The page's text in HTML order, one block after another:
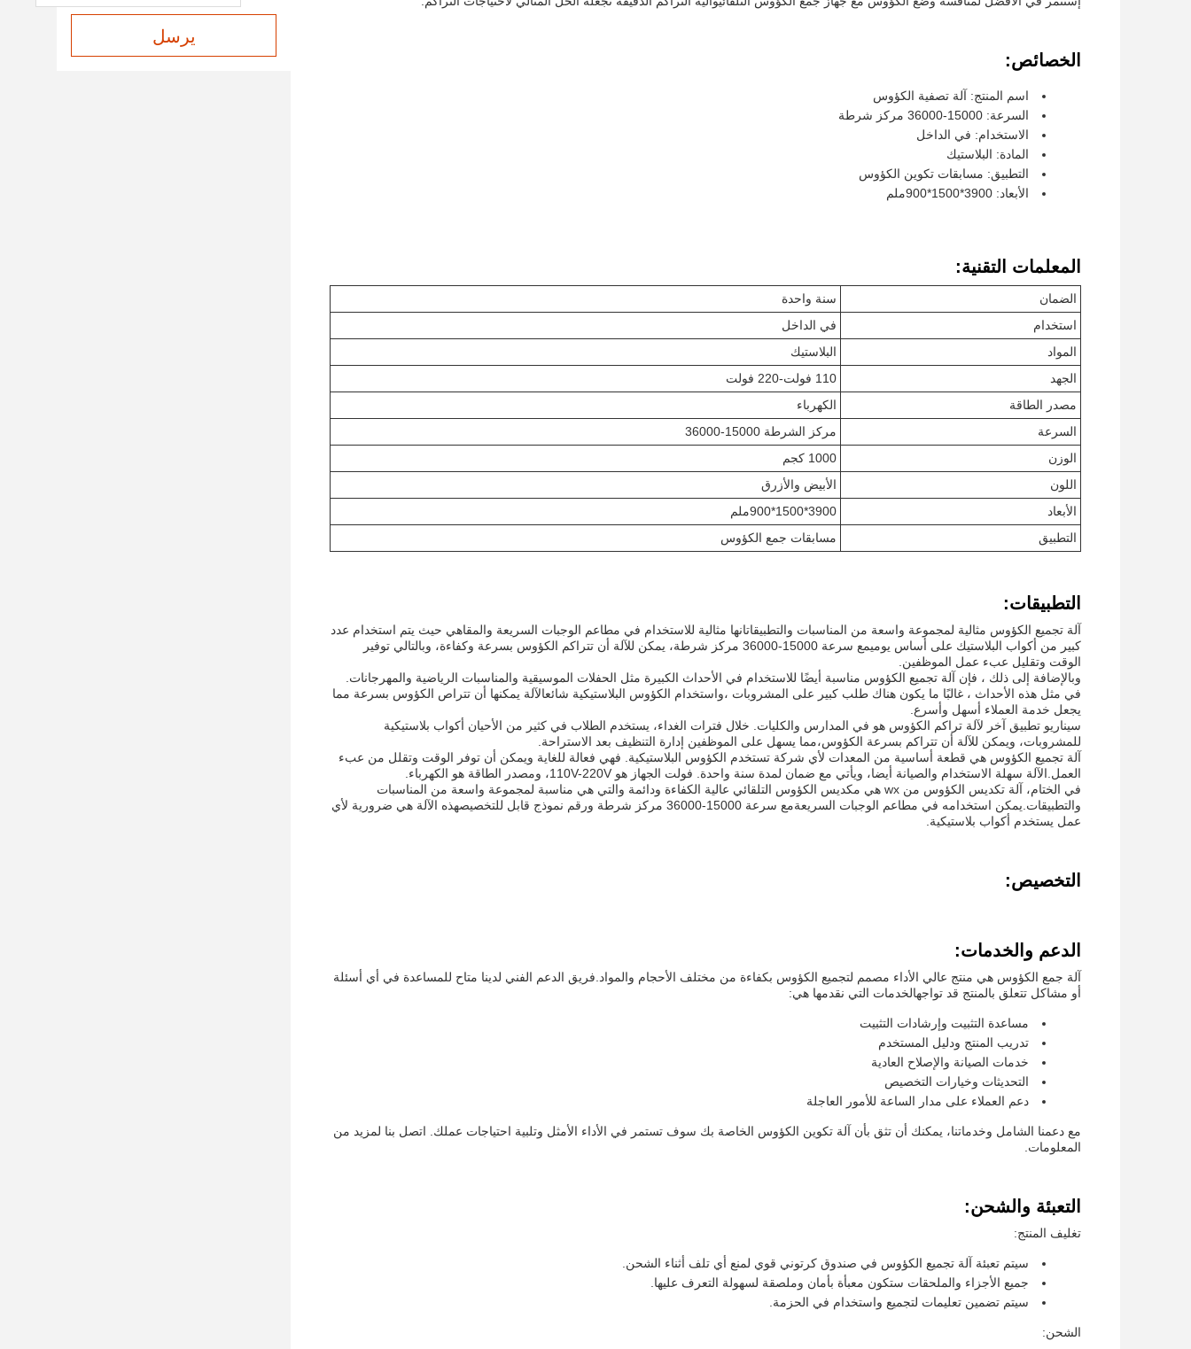
الخصائص:
اسم المنتج: آلة تصفية الكؤوس
السرعة: 15000-36000 مركز شرطة
الاستخدام: في الداخل
المادة: البلاستيك
التطبيق: مسابقات تكوين الكؤوس
الأبعاد: 3900*1500*900ملم
المعلمات التقنية:
الضمان
سنة واحدة
استخدام
في الداخل
المواد
البلاستيك
الجهد
110 فولت-220 فولت
مصدر الطاقة
الكهرباء
السرعة
مركز الشرطة 15000-36000
الوزن
1000 كجم
اللون
الأبيض والأزرق
الأبعاد
3900*1500*900ملم
التطبيق
مسابقات جمع الكؤوس
التطبيقات:
آلة تجميع الكؤوس مثالية لمجموعة واسعة من المناسبات والتطبيقاتانها مثالية للاستخدام في مطاعم الوجبات السريعة والمقاهي حيث يتم استخدام عدد
كبير من أكواب البلاستيك على أساس يوميمع سرعة 15000-36000 مركز شرطة، يمكن للآلة أن تتراكم الكؤوس بسرعة وكفاءة، وبالتالي توفير
الوقت وتقليل عبء عمل الموظفين.
وبالإضافة إلى ذلك ، فإن آلة تجميع الكؤوس مناسبة أيضًا للاستخدام في الأحداث الكبيرة مثل الحفلات الموسيقية والمناسبات الرياضية والمهرجانات.
في مثل هذه الأحداث ، غالبًا ما يكون هناك طلب كبير على المشروبات ،واستخدام الكؤوس البلاستيكية شائعالآلة يمكنها أن تتراص الكؤوس بسرعة مما
يجعل خدمة العملاء أسهل وأسرع.
سيناريو تطبيق آخر لآلة تراكم الكؤوس هو في المدارس والكليات. خلال فترات الغداء، يستخدم الطلاب في كثير من الأحيان أكواب بلاستيكية
للمشروبات، ويمكن للآلة أن تتراكم بسرعة الكؤوس،مما يسهل على الموظفين إدارة التنظيف بعد الاستراحة.
آلة تجميع الكؤوس هي قطعة أساسية من المعدات لأي شركة تستخدم الكؤوس البلاستيكية. فهي فعالة للغاية ويمكن أن توفر الوقت وتقلل من عبء
العمل.الآلة سهلة الاستخدام والصيانة أيضا، ويأتي مع ضمان لمدة سنة واحدة. فولت الجهاز هو 110V-220V، ومصدر الطاقة هو الكهرباء.
في الختام، آلة تكديس الكؤوس من wx هي مكديس الكؤوس التلقائي عالية الكفاءة ودائمة والتي هي مناسبة لمجموعة واسعة من المناسبات
والتطبيقات.يمكن استخدامه في مطاعم الوجبات السريعةمع سرعة 15000-36000 مركز شرطة ورقم نموذج قابل للتخصيصهذه الآلة هي ضرورية لأي
عمل يستخدم أكواب بلاستيكية.
التخصيص:
الدعم والخدمات:
آلة جمع الكؤوس هي منتج عالي الأداء مصمم لتجميع الكؤوس بكفاءة من مختلف الأحجام والمواد.فريق الدعم الفني لدينا متاح للمساعدة في أي أسئلة
أو مشاكل تتعلق بالمنتج قد تواجهالخدمات التي نقدمها هي:
مساعدة التثبيت وإرشادات التثبيت
تدريب المنتج ودليل المستخدم
خدمات الصيانة والإصلاح العادية
التحديثات وخيارات التخصيص
دعم العملاء على مدار الساعة للأمور العاجلة
مع دعمنا الشامل وخدماتنا، يمكنك أن تثق بأن آلة تكوين الكؤوس الخاصة بك سوف تستمر في الأداء الأمثل وتلبية احتياجات عملك. اتصل بنا لمزيد من
المعلومات.
التعبئة والشحن:
تغليف المنتج:
سيتم تعبئة آلة تجميع الكؤوس في صندوق كرتوني قوي لمنع أي تلف أثناء الشحن.
جميع الأجزاء والملحقات ستكون معبأة بأمان وملصقة لسهولة التعرف عليها.
سيتم تضمين تعليمات لتجميع واستخدام في الحزمة.
الشحن:
يرسل